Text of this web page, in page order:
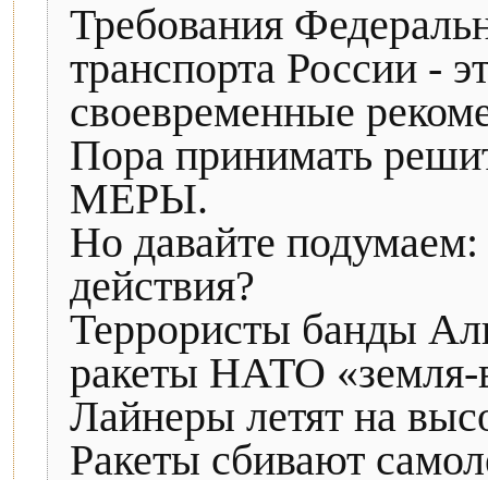
Требования
транспорта России -
своевременные
Пора принимать
МЕРЫ.
Но давайте подумаем:
действия?
Террористы банды
ракеты НАТО «земля-
Лайнеры летят на
Ракеты сбивают